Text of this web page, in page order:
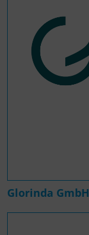
Glorinda GmbH